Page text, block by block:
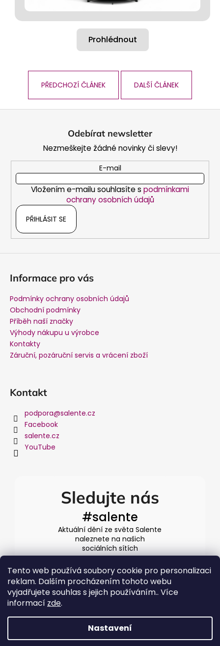
Tento web používá soubory cookie pro personalizaci
reklam. Dalším procházením tohoto webu
vyjadřujete souhlas s jejich používáním.. Více
informací zde.
Nastavení
Prohlédnout
PŘEDCHOZÍ ČLÁNEK DALŠÍ ČLÁNEK
Odebírat newsletter
Nezmeškejte žádné novinky či slevy!
E-mail
Vložením e-mailu souhlasíte s podmínkami
ochrany osobních údajů
PŘIHLÁSIT SE
Informace pro vás
Podmínky ochrany osobních údajů
Obchodní podmínky
Příběh naší značky
Výhody nákupu u výrobce
Kontakty
Záruční, pozáruční servis a vrácení zboží
Kontakt
podpora@salente.cz
Facebook
salente.cz
YouTube
Sledujte nás
#salente
Aktuální dění ze světa Salente
naleznete na našich
sociálních sítích